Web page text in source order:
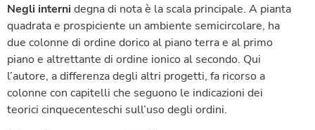
Negli internidegna di nota è la scala principale. A pianta
quadrata e prospiciente un ambiente semicircolare, ha
due colonne di ordine dorico al piano terra e al primo
piano e altrettante di ordine ionico al secondo. Qui
l’autore, a differenza degli altri progetti, fa ricorso a
colonne con capitelli che seguono le indicazioni dei
teorici cinquecenteschi sull’uso degli ordini.